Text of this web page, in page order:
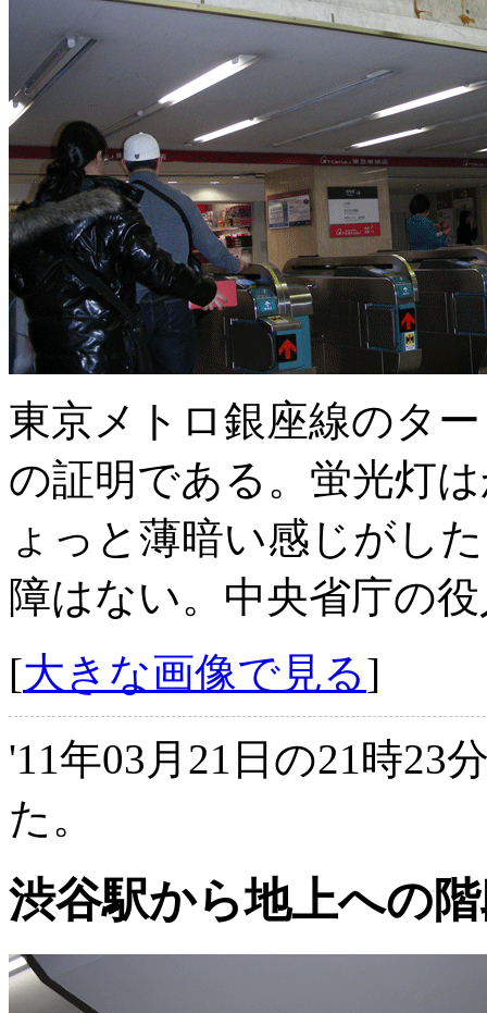
東京メトロ銀座線のタ
の証明である。蛍光灯
ょっと薄暗い感じがし
障はない。中央省庁の
[大きな画像で見る]
'11年03月21日の21時23
た。
渋谷駅から地上への